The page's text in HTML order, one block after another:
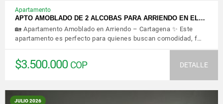
Apartamento
APTO AMOBLADO DE 2 ALCOBAS PARA ARRIENDO EN EL…
🏡 Apartamento Amoblado en Arriendo – Cartagena ✨ Este
apartamento es perfecto para quienes buscan comodidad, f…
$3.500.000 COP DETALLE
JULIO 2026